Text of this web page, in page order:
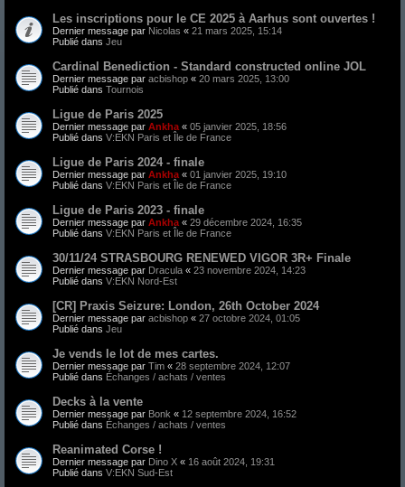
Les inscriptions pour le CE 2025 à Aarhus sont ouvertes !
Dernier message par Nicolas « 21 mars 2025, 15:14
Publié dans Jeu
Cardinal Benediction - Standard constructed online JOL
Dernier message par acbishop « 20 mars 2025, 13:00
Publié dans Tournois
Ligue de Paris 2025
Dernier message par Ankha « 05 janvier 2025, 18:56
Publié dans V:EKN Paris et Île de France
Ligue de Paris 2024 - finale
Dernier message par Ankha « 01 janvier 2025, 19:10
Publié dans V:EKN Paris et Île de France
Ligue de Paris 2023 - finale
Dernier message par Ankha « 29 décembre 2024, 16:35
Publié dans V:EKN Paris et Île de France
30/11/24 STRASBOURG RENEWED VIGOR 3R+ Finale
Dernier message par Dracula « 23 novembre 2024, 14:23
Publié dans V:EKN Nord-Est
[CR] Praxis Seizure: London, 26th October 2024
Dernier message par acbishop « 27 octobre 2024, 01:05
Publié dans Jeu
Je vends le lot de mes cartes.
Dernier message par Tim « 28 septembre 2024, 12:07
Publié dans Échanges / achats / ventes
Decks à la vente
Dernier message par Bonk « 12 septembre 2024, 16:52
Publié dans Échanges / achats / ventes
Reanimated Corse !
Dernier message par Dino X « 16 août 2024, 19:31
Publié dans V:EKN Sud-Est